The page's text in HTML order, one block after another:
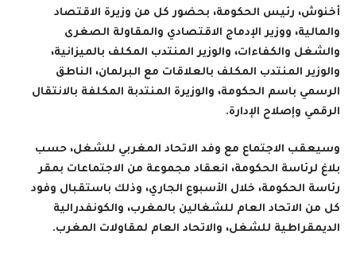
أخنوش، رئيس الحكومة، بحضور كل من وزيرة الاقتصاد
والمالية، ووزير الإدماج الاقتصادي والمقاولة الصغرى
والشغل والكفاءات، والوزير المنتدب المكلف بالميزانية،
والوزير المنتدب المكلف بالعلاقات مع البرلمان، الناطق
الرسمي باسم الحكومة، والوزيرة المنتدبة المكلفة بالانتقال
الرقمي وإصلاح الإدارة.
وسيعقب الاجتماع مع وفد الاتحاد المغربي للشغل، حسب
بلاغ لرئاسة الحكومة، انعقاد مجموعة من الاجتماعات بمقر
رئاسة الحكومة، خلال الأسبوع الجاري، وذلك باستقبال وفود
كل من الاتحاد العام للشغالين بالمغرب، والكونفدرالية
الديمقراطية للشغل، والاتحاد العام لمقاولات المغرب.